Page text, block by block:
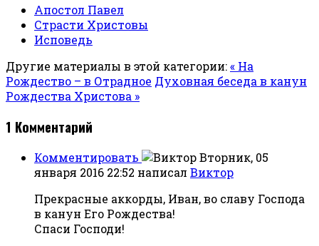
Апостол Павел
Страсти Христовы
Исповедь
Другие материалы в этой категории:« На
Рождество – в Отрадное Духовная беседа в канун
Рождества Христова »
1 Комментарий
Комментировать
Вторник, 05
января 2016 22:52 написал Виктор
Прекрасные аккорды, Иван, во славу Господа
в канун Его Рождества!
Спаси Господи!